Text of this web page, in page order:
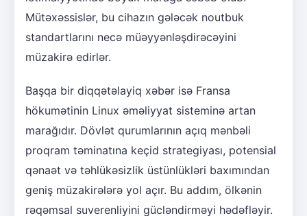
Mütəxəssislər, bu cihazın gələcək noutbuk
standartlarını necə müəyyənləşdirəcəyini
müzakirə edirlər.
Başqa bir diqqətəlayiq xəbər isə Fransa
hökumətinin Linux əməliyyat sisteminə artan
marağıdır. Dövlət qurumlarının açıq mənbəli
proqram təminatına keçid strategiyası, potensial
qənaət və təhlükəsizlik üstünlükləri baxımından
geniş müzakirələrə yol açır. Bu addım, ölkənin
rəqəmsal suverenliyini gücləndirməyi hədəfləyir.